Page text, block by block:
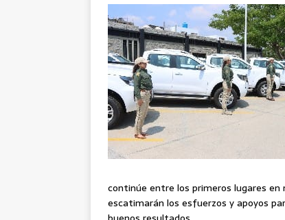
continúe entre los primeros lugares en
escatimarán los esfuerzos y apoyos